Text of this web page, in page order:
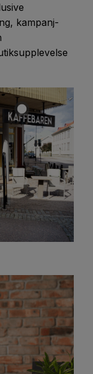
kampanj-